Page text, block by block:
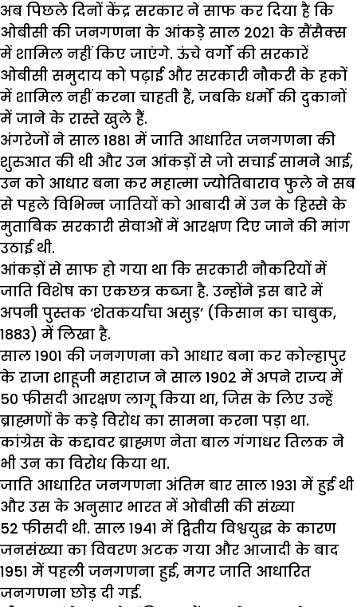
अब पिछले दिनों केंद्र सरकार ने साफ कर दिया है कि
ओबीसी की जनगणना के आंकड़े साल 2021 के सैंसैक्स
में शामिल नहीं किए जाएंगे. ऊंचे वर्गों की सरकारें
ओबीसी समुदाय को पढ़ाई और सरकारी नौकरी के हकों
में शामिल नहीं करना चाहती हैं, जबकि धर्मों की दुकानों
में जाने के रास्ते खुले हैं.
अंगरेजों ने साल 1881 में जाति आधारित जनगणना की
शुरुआत की थी और उन आंकड़ों से जो सचाई सामने आई,
उन को आधार बना कर महात्मा ज्योतिबाराव फुले ने सब
से पहले विभिन्न जातियों को आबादी में उन के हिस्से के
मुताबिक सरकारी सेवाओं में आरक्षण दिए जाने की मांग
उठाई थी.
आंकड़ों से साफ हो गया था कि सरकारी नौकरियों में
जाति विशेष का एकछत्र कब्जा है. उन्होंने इस बारे में
अपनी पुस्तक ‘शेतकर्याचा असुड़’ (किसान का चाबुक,
1883) में लिखा है.
साल 1901 की जनगणना को आधार बना कर कोल्हापुर
के राजा शाहूजी महाराज ने साल 1902 में अपने राज्य में
50 फीसदी आरक्षण लागू किया था, जिस के लिए उन्हें
ब्राह्मणों के कड़े विरोध का सामना करना पड़ा था.
कांग्रेस के कद्दावर ब्राह्मण नेता बाल गंगाधर तिलक ने
भी उन का विरोध किया था.
जाति आधारित जनगणना अंतिम बार साल 1931 में हुई थी
और उस के अनुसार भारत में ओबीसी की संख्या
52 फीसदी थी. साल 1941 में द्वितीय विश्वयुद्ध के कारण
जनसंख्या का विवरण अटक गया और आजादी के बाद
1951 में पहली जनगणना हुई, मगर जाति आधारित
जनगणना छोड़ दी गई.